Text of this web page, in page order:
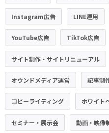
Instagram広告 LINE運用
YouTube広告 TikTok広告
サイト制作・サイトリニューアル
オウンドメディア運営 記事制
コピーライティング ホワイト
セミナー・展示会 動画・映像